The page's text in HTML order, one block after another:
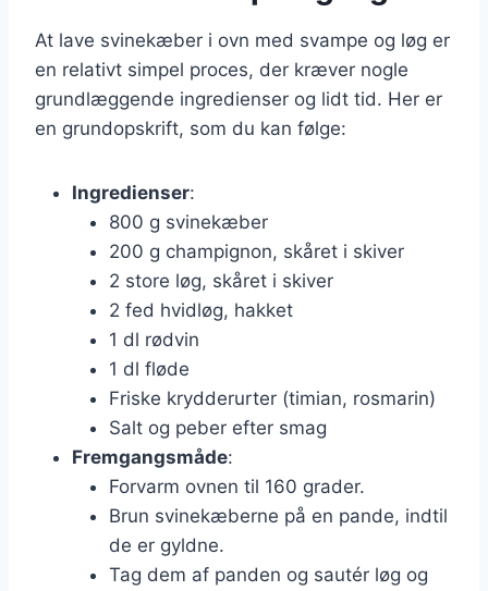
At lave svinekæber i ovn med svampe og løg er
en relativt simpel proces, der kræver nogle
grundlæggende ingredienser og lidt tid. Her er
en grundopskrift, som du kan følge:
Ingredienser:
800 g svinekæber
200 g champignon, skåret i skiver
2 store løg, skåret i skiver
2 fed hvidløg, hakket
1 dl rødvin
1 dl fløde
Friske krydderurter (timian, rosmarin)
Salt og peber efter smag
Fremgangsmåde:
Forvarm ovnen til 160 grader.
Brun svinekæberne på en pande, indtil
de er gyldne.
Tag dem af panden og sautér løg og